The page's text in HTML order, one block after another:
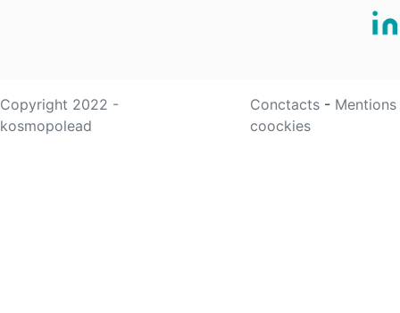
Copyright 2022 -
kosmopolead
Conctacts -
coockies